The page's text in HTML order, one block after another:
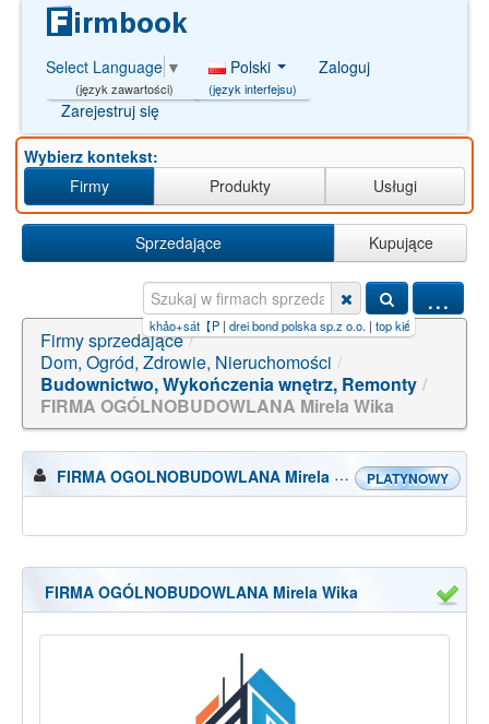
Select Language ▼
(język zawartości)
Polski
(język interfejsu)
Zaloguj
Zarejestruj się
Wybierz kontekst:
Firmy
Produkty Usługi
Sprzedające Kupujące
...
【P drei bond polska sp.z o.o.|top kiếm tiền online【PG99.SPA】.a
Firmy sprzedające /
Dom, Ogród, Zdrowie, Nieruchomości /
Budownictwo, Wykończenia wnętrz, Remonty /
FIRMA OGÓLNOBUDOWLANA Mirela Wika
PLATYNOWY
FIRMA OGOLNOBUDOWLANA Mirela Wika
FIRMA OGÓLNOBUDOWLANA Mirela Wika